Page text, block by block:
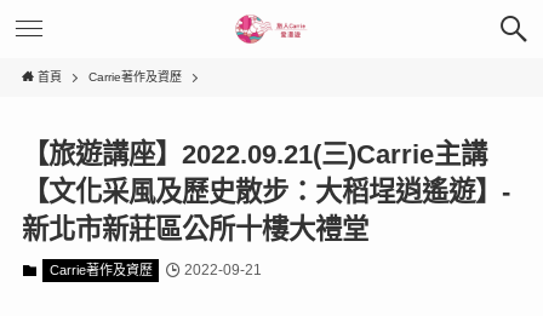
首頁 Carrie著作及資歷
【旅遊講座】2022.09.21(三)Carrie主講
【文化采風及歷史散步：大稻埕逍遙遊】-
新北市新莊區公所十樓大禮堂
Carrie著作及資歷 2022-09-21